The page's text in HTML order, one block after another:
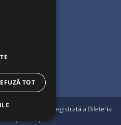
plăți cu
®
este marcă înregistrată a Bileteria
TOT